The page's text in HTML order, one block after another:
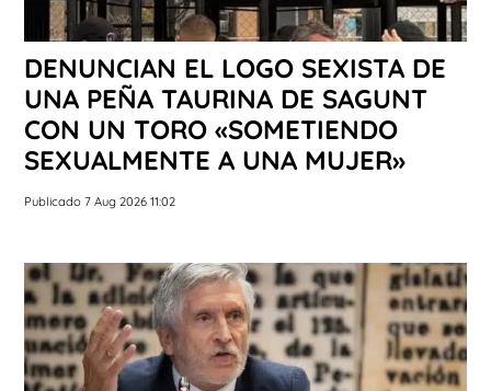
DENUNCIAN EL LOGO SEXISTA DE
UNA PEÑA TAURINA DE SAGUNT
CON UN TORO «SOMETIENDO
SEXUALMENTE A UNA MUJER»
Publicado 7 Aug 2026 11:02